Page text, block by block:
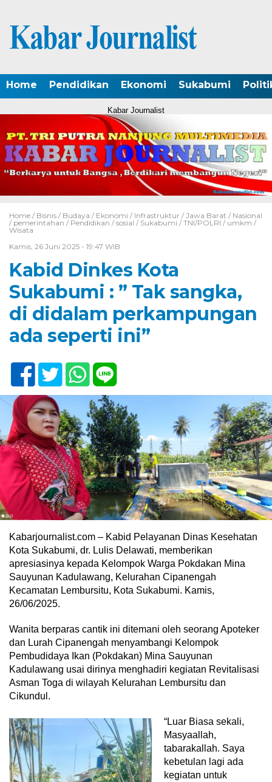
Home Pendidikan Ekonomi Sukabumi
Kabar Journalist
Home / Bisnis / Budaya / Ekonomi / Infrastruktur / Jawa Barat / Nasional
/ pemerintahan / Pendidikan / sosial / Sukabumi / TNI/POLRI / umkm /
Wisata
Kamis, 26 Juni 2025 - 19:47 WIB
Kabid Dinkes Kota
Sukabumi : ” Tak sangka,
di didalam perkampungan
ada seperti ini”
Kabarjournalist.com – Kabid Pelayanan Dinas Kesehatan
Kota Sukabumi, dr. Lulis Delawati, memberikan
apresiasinya kepada Kelompok Warga Pokdakan Mina
Sauyunan Kadulawang, Kelurahan Cipanengah
Kecamatan Lembursitu, Kota Sukabumi. Kamis,
26/06/2025.
Wanita berparas cantik ini ditemani oleh seorang Apoteker
dan Lurah Cipanengah menyambangi Kelompok
Pembudidaya Ikan (Pokdakan) Mina Sauyunan
Kadulawang usai dirinya menghadiri kegiatan Revitalisasi
Asman Toga di wilayah Kelurahan Lembursitu dan
Cikundul.
“Luar Biasa sekali,
Masyaallah,
tabarakallah. Saya
kebetulan lagi ada
kegiatan untuk